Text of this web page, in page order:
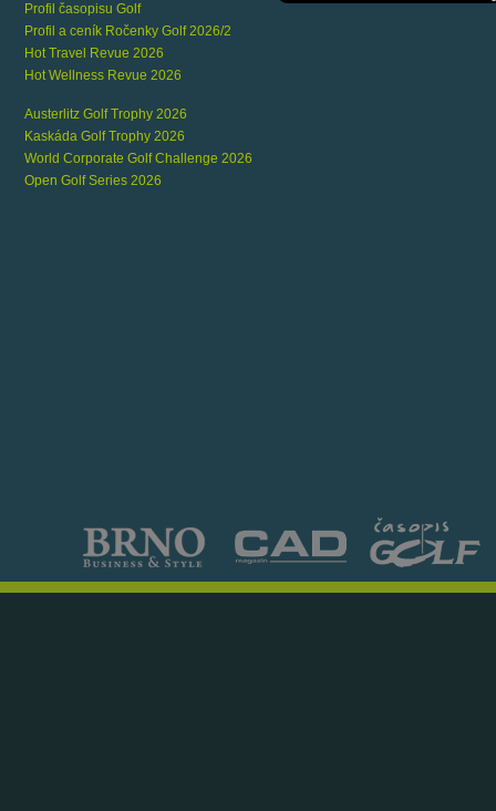
Profil časopisu Golf
Profil a ceník Ročenky Golf 2026/2
Hot Travel Revue 2026
Hot Wellness Revue 2026
Austerlitz Golf Trophy 2026
Kaskáda Golf Trophy 2026
World Corporate Golf Challenge 2026
Open Golf Series 2026